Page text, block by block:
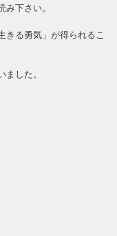
下さい。
きる勇気」が得られるこ
した。